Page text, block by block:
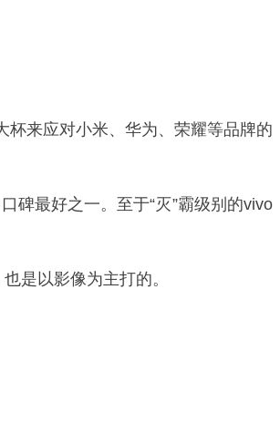
来应对小米、华为、荣耀等品牌的
碑最好之一。至于“灭”霸级别的vivo
是以影像为主打的。